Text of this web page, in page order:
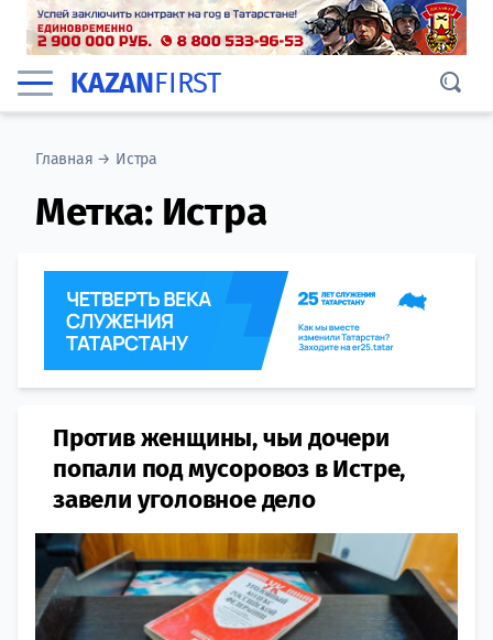
KAZANFIRST
Главная → Истра
Метка: Истра
Против женщины, чьи дочери
попали под мусоровоз в Истре,
завели уголовное дело